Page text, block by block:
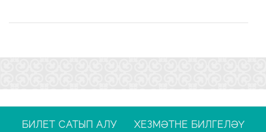
БИЛЕТ САТЫП АЛУ
ХЕЗМӘТНЕ БИЛГЕЛӘҮ